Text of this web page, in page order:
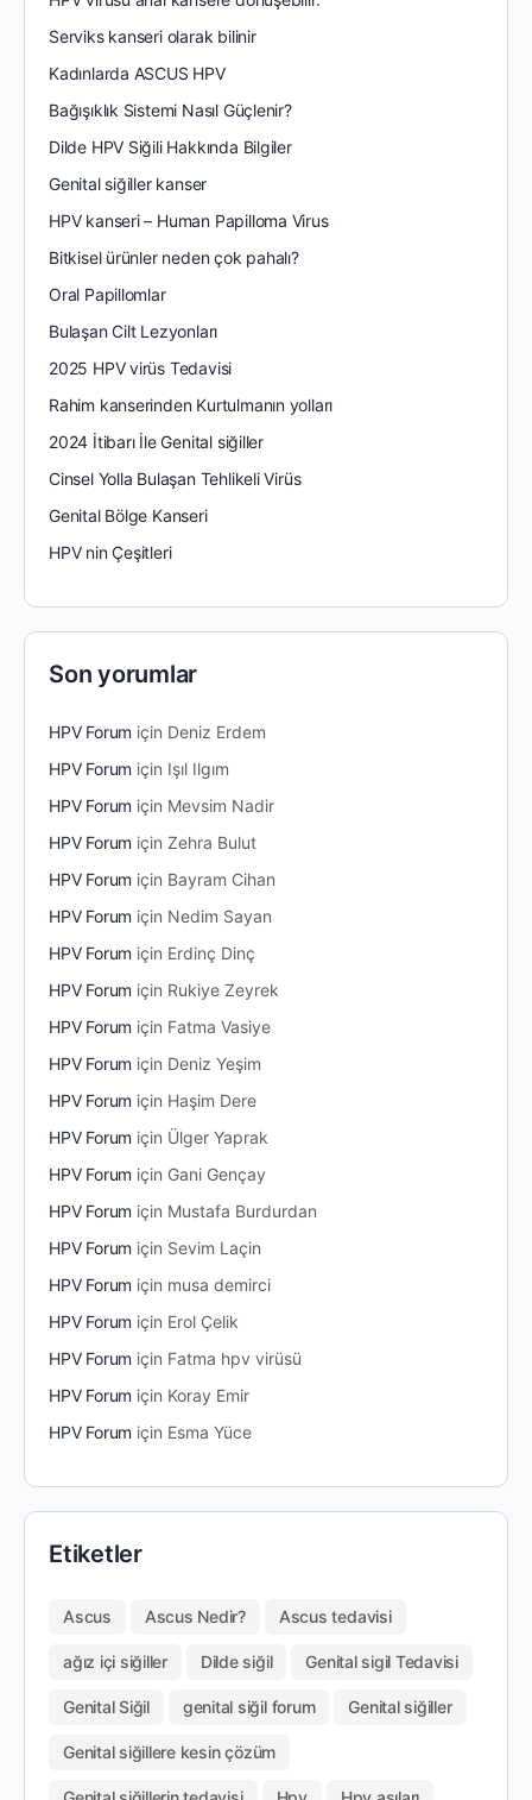
Serviks kanseri olarak bilinir
Kadınlarda ASCUS HPV
Bağışıklık Sistemi Nasıl Güçlenir?
Dilde HPV Siğili Hakkında Bilgiler
Genital siğiller kanser
HPV kanseri – Human Papilloma Virus
Bitkisel ürünler neden çok pahalı?
Oral Papillomlar
Bulaşan Cilt Lezyonları
2025 HPV virüs Tedavisi
Rahim kanserinden Kurtulmanın yolları
2024 İtibarı İle Genital siğiller
Cinsel Yolla Bulaşan Tehlikeli Virüs
Genital Bölge Kanseri
HPV nin Çeşitleri
Son yorumlar
HPV Forum için Deniz Erdem
HPV Forum için Işıl Ilgım
HPV Forum için Mevsim Nadir
HPV Forum içinZehra Bulut
HPV Forum için Bayram Cihan
HPV Forum için Nedim Sayan
HPV Forum için Erdinç Dinç
HPV Forum için Rukiye Zeyrek
HPV Forum için Fatma Vasiye
HPV Forum için Deniz Yeşim
HPV Forum için Haşim Dere
HPV Forum için Ülger Yaprak
HPV Forum için Gani Gençay
HPV Forum için Mustafa Burdurdan
HPV Forum için Sevim Laçin
HPV Forum için musa demirci
HPV Forum için Erol Çelik
HPV Forum için Fatma hpv virüsü
HPV Forum için Koray Emir
HPV Forum için Esma Yüce
Etiketler
Ascus Ascus Nedir? Ascus tedavisi
ağız içi siğiller Dilde siğil Genital sigil Tedavisi
Genital Siğil genital siğil forum Genital siğiller
Genital siğillere kesin çözüm